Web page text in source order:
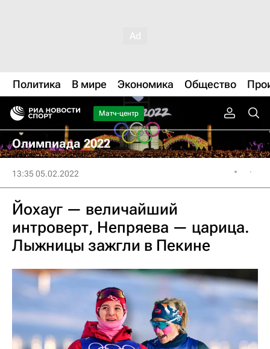
Политика В мире Экономика Общество
Матч-центр
Олимпиада 2022
13:35 05.02.2022
Йохауг — величайший
интроверт, Непряева — царица.
Лыжницы зажгли в Пекине